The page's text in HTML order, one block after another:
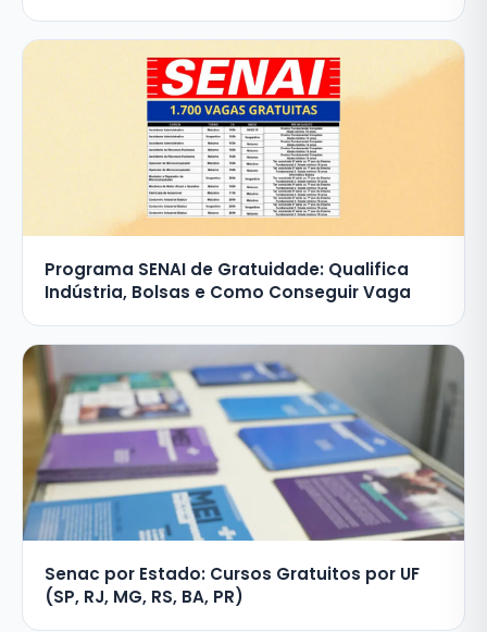
Programa SENAI de Gratuidade: Qualifica
Indústria, Bolsas e Como Conseguir Vaga
Senac por Estado: Cursos Gratuitos por UF
(SP, RJ, MG, RS, BA, PR)